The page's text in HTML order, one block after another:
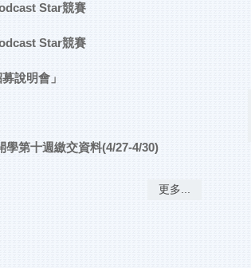
Star競賽
Star競賽
說明會」
學第十週繳交資料(4/27-4/30)
更多...